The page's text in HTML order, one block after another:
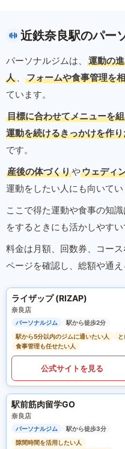
近鉄奈良駅のパー
パーソナルジムは、
運動の
人 、 フォームや食事管理を
ています。
目標に合わせてメニューを
運動を続けるきっかけを作
です。
産後の体づくりやウェディ
運動をしたい人にも向いてい
ここで得た運動や食事の知
をするときにも活かしやすい
料金は月額、回数券、コー
ページを確認し、総額や通え
ライザップ (RIZAP)
奈良店
パーソナルジム
駅から徒歩2分
駅から5分以内のジムに通いたい人
食事管理も任せたい人
公式サイトを見る
駅前筋肉留学GO
奈良店
パーソナルジム
駅から徒歩3分
隙間時間を活用したい人